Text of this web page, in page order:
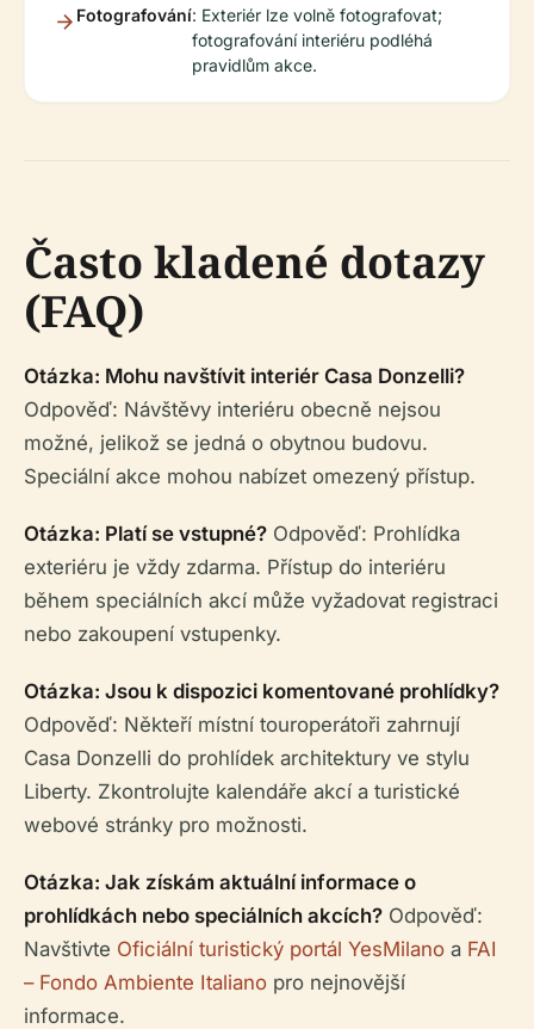
Fotografování: Exteriér lze volně fotografovat;
fotografování interiéru podléhá
pravidlům akce.
Často kladené dotazy
(FAQ)
Otázka: Mohu navštívit interiér Casa Donzelli?
Odpověď: Návštěvy interiéru obecně nejsou
možné, jelikož se jedná o obytnou budovu.
Speciální akce mohou nabízet omezený přístup.
Otázka: Platí se vstupné? Odpověď: Prohlídka
exteriéru je vždy zdarma. Přístup do interiéru
během speciálních akcí může vyžadovat registraci
nebo zakoupení vstupenky.
Otázka: Jsou k dispozici komentované prohlídky?
Odpověď: Někteří místní touroperátoři zahrnují
Casa Donzelli do prohlídek architektury ve stylu
Liberty. Zkontrolujte kalendáře akcí a turistické
webové stránky pro možnosti.
Otázka: Jak získám aktuální informace o
prohlídkách nebo speciálních akcích? Odpověď:
Navštivte Oficiální turistický portál YesMilano a FAI
– Fondo Ambiente Italiano pro nejnovější
informace.